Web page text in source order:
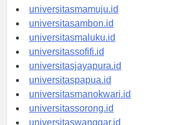
universitasgorontalo.id
universitasmamuju.id
universitasambon.id
universitasmaluku.id
universitassofifi.id
universitasjayapura.id
universitaspapua.id
universitasmanokwari.id
universitassorong.id